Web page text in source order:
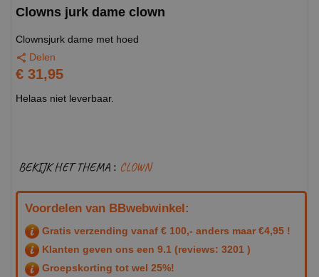
Clowns jurk dame clown
Clownsjurk dame met hoed
Delen
€ 31,95
Helaas niet leverbaar.
BEKIJK HET THEMA : CLOWN
Voordelen van BBwebwinkel:
Gratis verzending vanaf € 100,- anders maar €4,95 !
Klanten geven ons een 9.1 (reviews: 3201 )
Groepskorting tot wel 25%!